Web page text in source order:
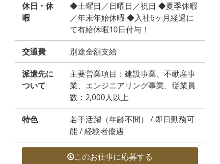
休日・休
暇
◆土曜日／日曜日／祝日 ◆夏季休暇
／年末年始休暇 ◆入社6ヶ月経過に
て有給休暇10日付与！
交通費 別途全額支給
派遣先に
ついて
主要営業項目：建設事業、不動産事
業、エンジニアリング事業、従業員
数：2,000人以上
特色
若手活躍（年齢不問） / 即日勤務可
能 / 経験者優遇
このお仕事に応募する